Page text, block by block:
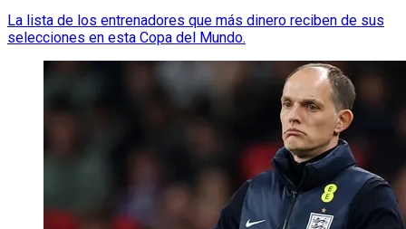
La lista de los entrenadores que más dinero reciben de sus
selecciones en esta Copa del Mundo.